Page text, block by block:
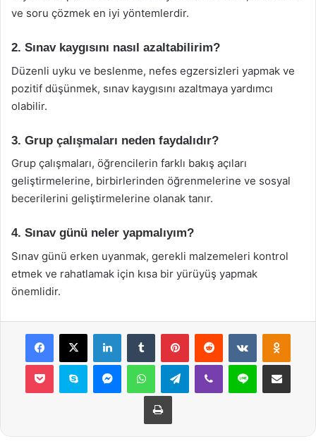
ve soru çözmek en iyi yöntemlerdir.
2. Sınav kaygısını nasıl azaltabilirim?
Düzenli uyku ve beslenme, nefes egzersizleri yapmak ve
pozitif düşünmek, sınav kaygısını azaltmaya yardımcı
olabilir.
3. Grup çalışmaları neden faydalıdır?
Grup çalışmaları, öğrencilerin farklı bakış açıları
geliştirmelerine, birbirlerinden öğrenmelerine ve sosyal
becerilerini geliştirmelerine olanak tanır.
4. Sınav günü neler yapmalıyım?
Sınav günü erken uyanmak, gerekli malzemeleri kontrol
etmek ve rahatlamak için kısa bir yürüyüş yapmak
önemlidir.
Facebook
X LinkedInTumblr PinterestReddit VKontakte
Pocket Skype MessengerWhatsAppTelegramViber Line E-Posta ile
Yazdır